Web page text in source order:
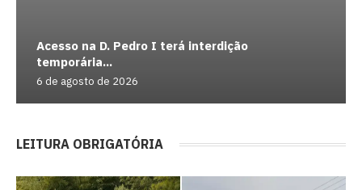
Acesso na D. Pedro I terá interdição
temporária...
6 de agosto de 2026
LEITURA OBRIGATÓRIA